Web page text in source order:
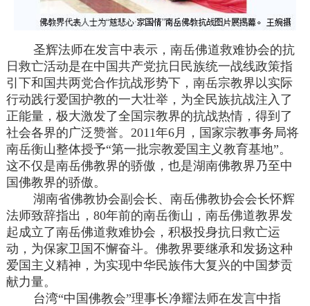
圣辉法师在发言中表示，南岳佛道救难协会的抗
日救亡活动是在中国共产党抗日民族统一战线政策指
引下和国共两党合作抗战形势下，南岳宗教界以实际
行动践行爱国护教的一大壮举，为全民族抗战注入了
正能量，极大激发了全国宗教界的抗战热情，得到了
社会各界的广泛赞誉。2011年6月，国家宗教事务局将
南岳衡山整体授予“第一批宗教爱国主义教育基地”。
这不仅是南岳佛教界的骄傲，也是湖南佛教界乃至中
国佛教界的骄傲。
湖南省佛教协会副会长、南岳佛教协会会长怀辉
法师致辞指出，80年前的南岳衡山，南岳佛道教界发
起成立了南岳佛道救难协会，积极投身抗日救亡运
动，为保家卫国不懈奋斗。佛教界要继承和发扬这种
爱国主义精神，为实现中华民族伟大复兴的中国梦贡
献力量。
台湾“中国佛教会”理事长净耀法师在发言中指